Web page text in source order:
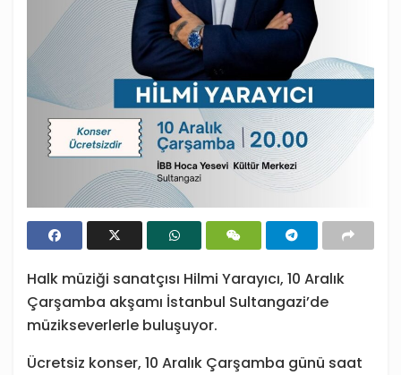
Halk müziği sanatçısı Hilmi Yarayıcı, 10 Aralık
Çarşamba akşamı İstanbul Sultangazi’de
müzikseverlerle buluşuyor.
Ücretsiz konser, 10 Aralık Çarşamba günü saat